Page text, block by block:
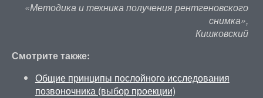
«Методика и техника получения рентгеновского
снимка»,
Кишковский
Смотрите также:
Общие принципы послойного исследования
позвоночника (выбор проекции)